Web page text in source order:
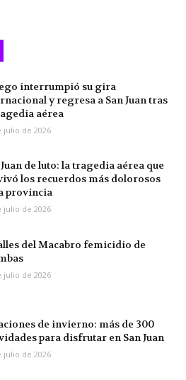
interrumpió su gira
y regresa a San Juan tras
aérea
julio de 2026
Juan de luto: la tragedia aérea que
los recuerdos más dolorosos
provincia
julio de 2026
del Macabro femicidio de
julio de 2026
de invierno: más de 300
para disfrutar en San Juan
julio de 2026